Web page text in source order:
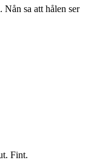
sa att hålen ser
Fint.